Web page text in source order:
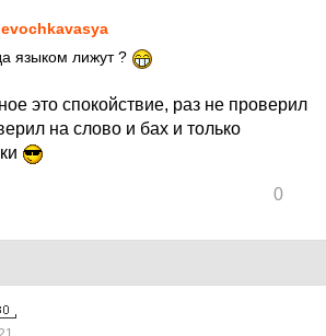
языком лижут ?
это спокойствие, раз не проверил
на слово и бах и только
0